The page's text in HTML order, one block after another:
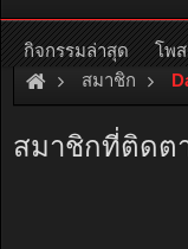
หรืออ่า
สมาชิก
สมาชิกที่ติดต
กิจกรรมล่าสุด โพ